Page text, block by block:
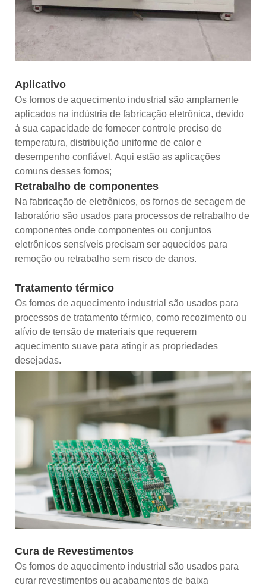
Aplicativo
Os fornos de aquecimento industrial são amplamente
aplicados na indústria de fabricação eletrônica, devido
à sua capacidade de fornecer controle preciso de
temperatura, distribuição uniforme de calor e
desempenho confiável. Aqui estão as aplicações
comuns desses fornos;
Retrabalho de componentes
Na fabricação de eletrônicos, os fornos de secagem de
laboratório são usados ​​para processos de retrabalho de
componentes onde componentes ou conjuntos
eletrônicos sensíveis precisam ser aquecidos para
remoção ou retrabalho sem risco de danos.
Tratamento térmico
Os fornos de aquecimento industrial são usados ​​para
processos de tratamento térmico, como recozimento ou
alívio de tensão de materiais que requerem
aquecimento suave para atingir as propriedades
desejadas.
Cura de Revestimentos
Os fornos de aquecimento industrial são usados ​​para
curar revestimentos ou acabamentos de baixa